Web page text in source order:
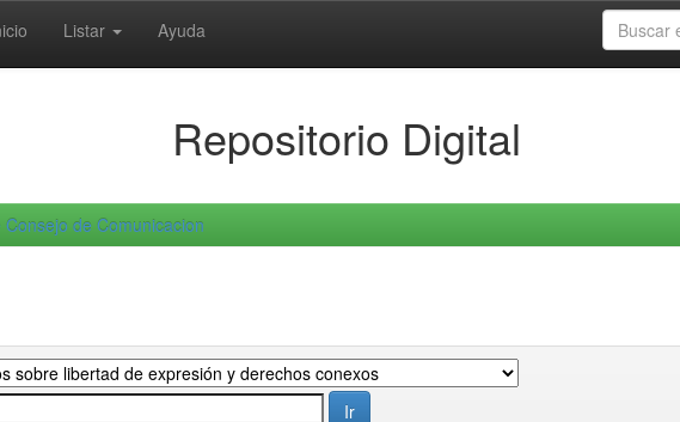
Listar Ayuda
Repositorio Digital
de Comunicacion